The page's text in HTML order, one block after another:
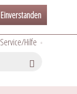
Einverstanden
Service/Hilfe